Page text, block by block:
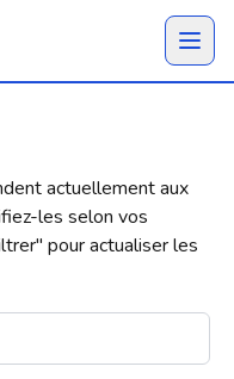
Ouvrir
actuellement aux
les selon vos
" pour actualiser les